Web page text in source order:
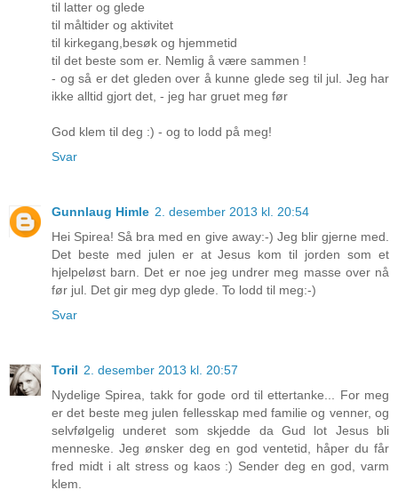
til latter og glede
til måltider og aktivitet
til kirkegang,besøk og hjemmetid
til det beste som er. Nemlig å være sammen !
- og så er det gleden over å kunne glede seg til jul. Jeg har
ikke alltid gjort det, - jeg har gruet meg før
God klem til deg :) - og to lodd på meg!
Svar
Gunnlaug Himle 2. desember 2013 kl. 20:54
Hei Spirea! Så bra med en give away:-) Jeg blir gjerne med.
Det beste med julen er at Jesus kom til jorden som et
hjelpeløst barn. Det er noe jeg undrer meg masse over nå
før jul. Det gir meg dyp glede. To lodd til meg:-)
Svar
Toril 2. desember 2013 kl. 20:57
Nydelige Spirea, takk for gode ord til ettertanke... For meg
er det beste meg julen fellesskap med familie og venner, og
selvfølgelig underet som skjedde da Gud lot Jesus bli
menneske. Jeg ønsker deg en god ventetid, håper du får
fred midt i alt stress og kaos :) Sender deg en god, varm
klem.